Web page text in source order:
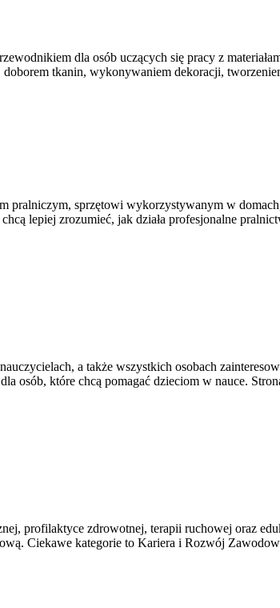
dla osób uczących się pracy z
tkanin, wykonywaniem dekoracji,
sprzętowi wykorzystywanym w
lepiej zrozumieć, jak działa profesjonalne
a także wszystkich osobach
osób, które chcą pomagać dzieciom w nauce.
profilaktyce zdrowotnej, terapii ruchowej oraz
Ciekawe kategorie to Kariera i Rozwój